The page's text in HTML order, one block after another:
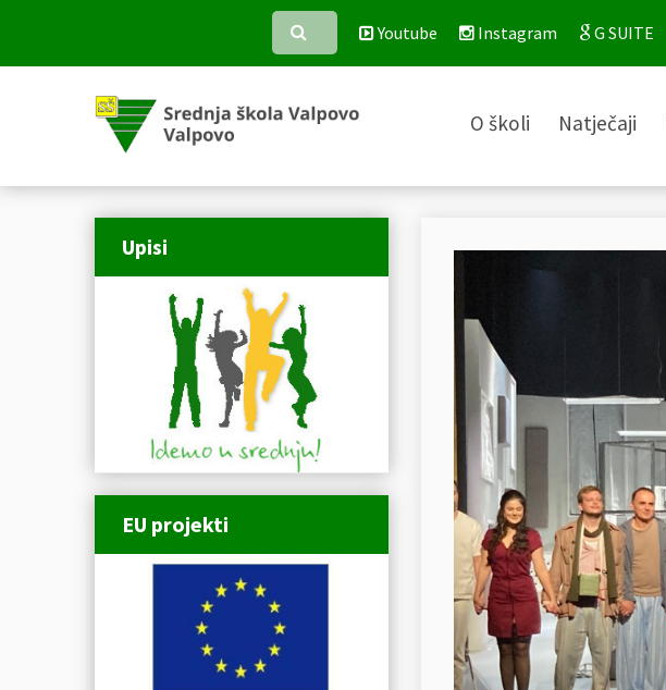
Youtube Instagram G SUITE
O školi Natječaji
Upisi
EU projekti